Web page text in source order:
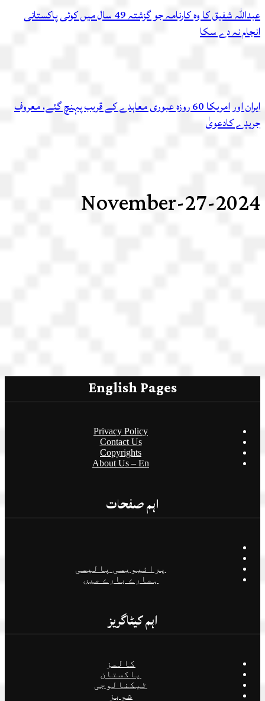
عبداللہ شفیق کا وہ کارنامہ جو گزشتہ 49 سال میں کوئی پاکستانی
انجام نہ دے سکا
ایران اور امریکا 60 روزہ عبوری معاہدے کے قریب پہنچ گئے، معروف
جریدے کادعویٰ
2024-November-27
English Pages
Privacy Policy
Contact Us
Copyrights
About Us – En
اہم صفحات
پرائیویسی پالیسی
ہمارے بارے میں
اہم کیٹاگریز
کالمز
پاکستان
ٹیکنالوجی
شوبز